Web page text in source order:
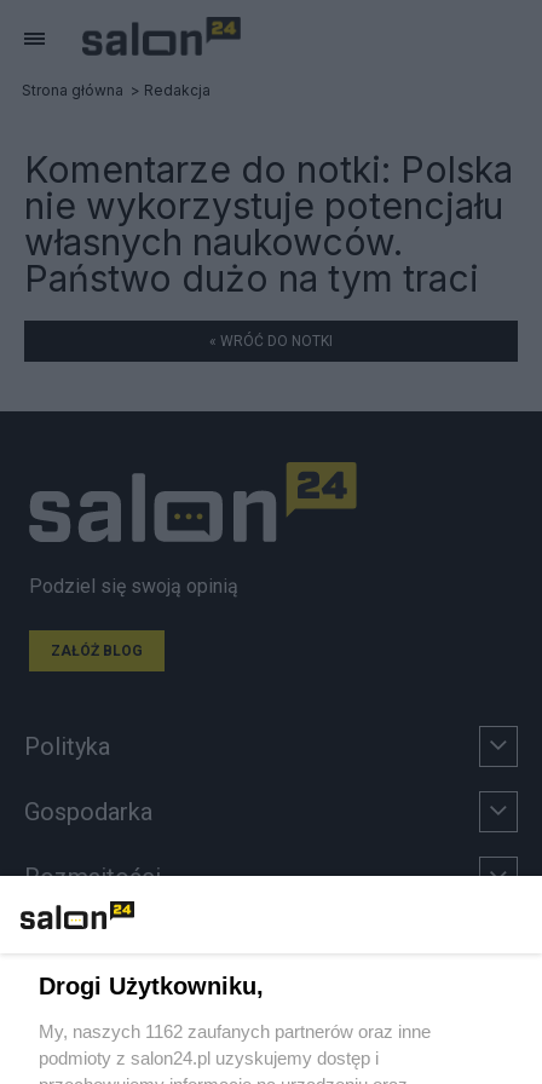
Strona główna Redakcja
Komentarze do notki: Polska
nie wykorzystuje potencjału
własnych naukowców.
Państwo dużo na tym traci
« WRÓĆ DO NOTKI
Podziel się swoją opinią
ZAŁÓŻ BLOG
Polityka
Gospodarka
Rozmaitości
Sport
Społeczeństwo
Drogi Użytkowniku,
My, naszych 1162 zaufanych partnerów oraz inne
podmioty z salon24.pl uzyskujemy dostęp i